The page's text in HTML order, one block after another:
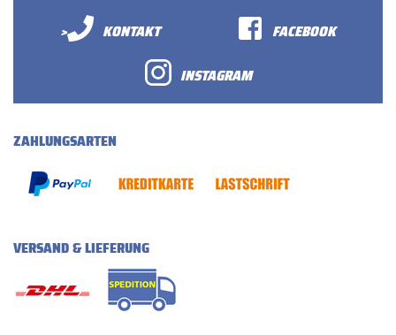
>
KONTAKT
FACEBOOK
INSTAGRAM
ZAHLUNGSARTEN
VERSAND & LIEFERUNG